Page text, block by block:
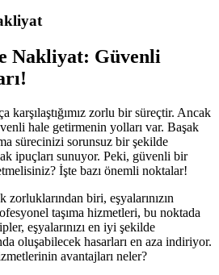
Nakliyat: Güvenli
karşılaştığımız zorlu bir süreçtir. Ancak
hale getirmenin yolları var. Başak
sürecinizi sorunsuz bir şekilde
ipuçları sunuyor. Peki, güvenli bir
İşte bazı önemli noktalar!
zorluklarından biri, eşyalarınızın
taşıma hizmetleri, bu noktada
eşyalarınızı en iyi şekilde
oluşabilecek hasarları en aza indiriyor.
avantajları neler?